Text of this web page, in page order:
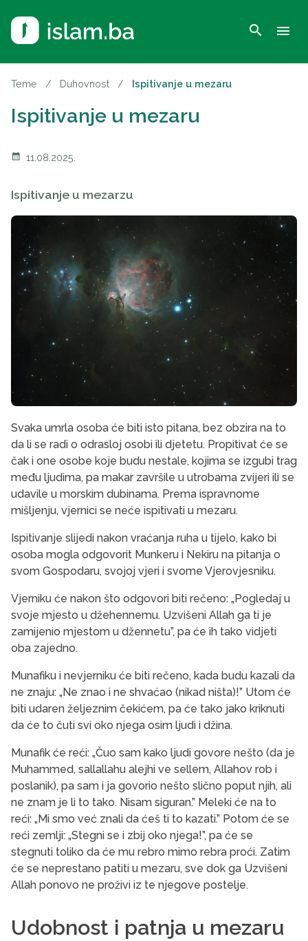
search menu
Teme / Duhovnost / Ispitivanje u mezaru
Ispitivanje u mezaru
calendar_month 11.08.2025.
Ispitivanje u mezarzu
Svaka umrla osoba će biti isto pitana, bez obzira na to
da li se radi o odrasloj osobi ili djetetu. Propitivat će se
čak i one osobe koje budu nestale, kojima se izgubi trag
među ljudima, pa makar završile u utrobama zvijeri ili se
udavile u morskim dubinama. Prema ispravnome
mišljenju, vjernici se neće ispitivati u mezaru.
Ispitivanje slijedi nakon vraćanja ruha u tijelo, kako bi
osoba mogla odgovorit Munkeru i Nekiru na pitanja o
svom Gospodaru, svojoj vjeri i svome Vjerovjesniku.
Vjerniku će nakon što odgovori biti rečeno: „Pogledaj u
svoje mjesto u džehennemu. Uzvišeni Allah ga ti je
zamijenio mjestom u džennetu”, pa će ih tako vidjeti
oba zajedno.
Munafiku i nevjerniku će biti rečeno, kada budu kazali da
ne znaju: „Ne znao i ne shvaćao (nikad ništa)!” Utom će
biti udaren željeznim čekićem, pa će tako jako kriknuti
da će to čuti svi oko njega osim ljudi i džina.
Munafik će reći: „Čuo sam kako ljudi govore nešto (da je
Muhammed, sallallahu alejhi ve sellem, Allahov rob i
poslanik), pa sam i ja govorio nešto slično poput njih, ali
ne znam je li to tako. Nisam siguran.” Meleki će na to
reći: „Mi smo već znali da ćeš ti to kazati.” Potom će se
reći zemlji: „Stegni se i zbij oko njega!”, pa će se
stegnuti toliko da će mu rebro mimo rebra proći. Zatim
će se neprestano patiti u mezaru, sve dok ga Uzvišeni
Allah ponovo ne proživi iz te njegove postelje.
Udobnost i patnja u mezaru